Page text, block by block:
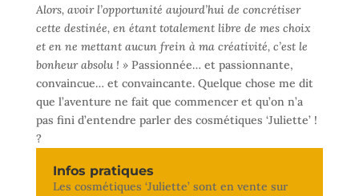
Alors, avoir l’opportunité aujourd’hui de concrétiser
cette destinée, en étant totalement libre de mes choix
et en ne mettant aucun frein à ma créativité, c’est le
bonheur absolu ! » Passionnée… et passionnante,
convaincue… et convaincante. Quelque chose me dit
que l’aventure ne fait que commencer et qu’on n’a
pas fini d’entendre parler des cosmétiques ‘Juliette’ !
?
Infos pratiques
Les cosmétiques ‘Juliette’ sont en vente sur